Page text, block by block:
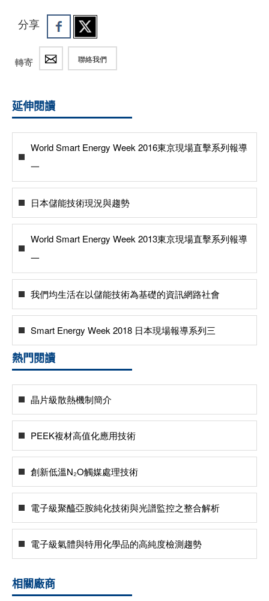
分享
轉寄 聯絡我們
延伸閱讀
World Smart Energy Week 2016東京現場直擊系列報導
一
日本儲能技術現況與趨勢
World Smart Energy Week 2013東京現場直擊系列報導
一
我們均生活在以儲能技術為基礎的資訊網路社會
Smart Energy Week 2018 日本現場報導系列三
熱門閱讀
晶片級散熱機制簡介
PEEK複材高值化應用技術
創新低溫N₂O觸媒處理技術
電子級聚醯亞胺純化技術與光譜監控之整合解析
電子級氣體與特用化學品的高純度檢測趨勢
相關廠商